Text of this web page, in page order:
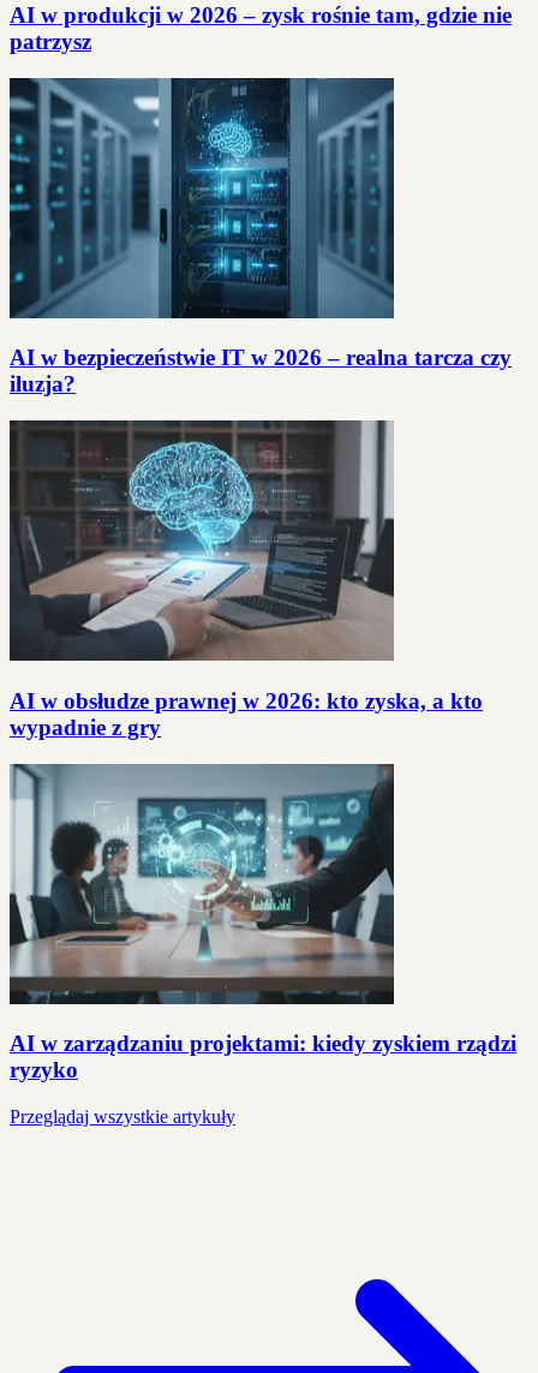
AI w produkcji w 2026 – zysk rośnie tam, gdzie nie
patrzysz
AI w bezpieczeństwie IT w 2026 – realna tarcza czy
iluzja?
AI w obsłudze prawnej w 2026: kto zyska, a kto
wypadnie z gry
AI w zarządzaniu projektami: kiedy zyskiem rządzi
ryzyko
Przeglądaj wszystkie artykuły